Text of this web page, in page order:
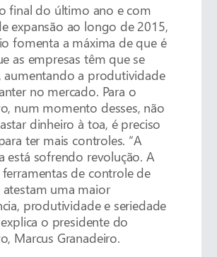
final do último ano e com
expansão ao longo de 2015,
fomenta a máxima de que é
as empresas têm que se
aumentando a produtividade
no mercado. Para o
num momento desses, não
dinheiro à toa, é preciso
ter mais controles. “A
está sofrendo revolução. A
de controle de
atestam uma maior
produtividade e seriedade
o presidente do
Marcus Granadeiro.